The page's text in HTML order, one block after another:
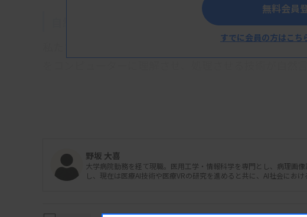
自然言語処理技術（NLP）と生成AI
私たちが日常的に使っている言語は、その構造や意味
生成AIモデル、例えばChatGPT、Gemini、Qwenのよ
無料会員
すでに会員の方はこち
野坂 大喜
大学病院勤務を経て現職。医用工学・情報科学を専門とし、病理画
し、現在は医療AI技術や医療VRの研究を進めると共に、AI社会におけ